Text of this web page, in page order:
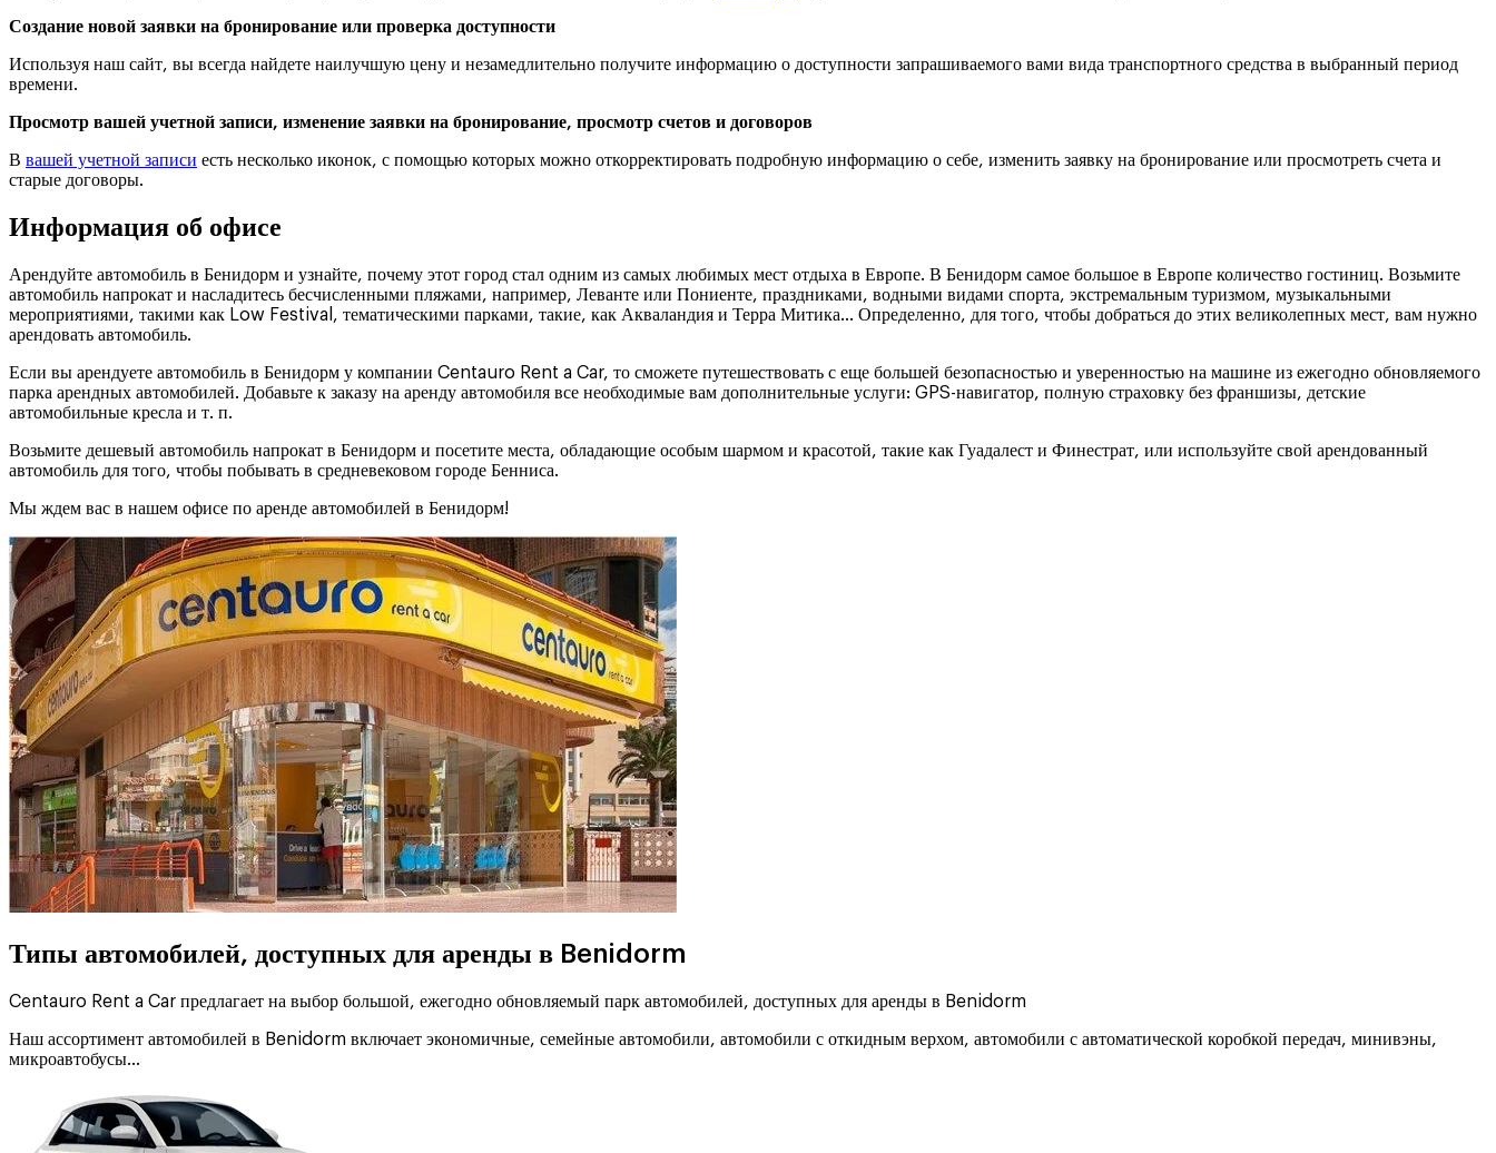
Создание новой заявки на бронирование или проверка доступности
Используя наш сайт, вы всегда найдете наилучшую цену и незамедлительно получите информацию о доступности запрашиваемого вами вида транспортного средства в выбранный период
времени.
Просмотр вашей учетной записи, изменение заявки на бронирование, просмотр счетов и договоров
В вашей учетной записи есть несколько иконок, с помощью которых можно откорректировать подробную информацию о себе, изменить заявку на бронирование или просмотреть счета и
старые договоры.
Информация об офисе
Арендуйте автомобиль в Бенидорм и узнайте, почему этот город стал одним из самых любимых мест отдыха в Европе. В Бенидорм самое большое в Европе количество гостиниц. Возьмите
автомобиль напрокат и насладитесь бесчисленными пляжами, например, Леванте или Пониенте, праздниками, водными видами спорта, экстремальным туризмом, музыкальными
мероприятиями, такими как Low Festival, тематическими парками, такие, как Акваландия и Терра Митика… Определенно, для того, чтобы добраться до этих великолепных мест, вам нужно
арендовать автомобиль.
Если вы арендуете автомобиль в Бенидорм у компании Centauro Rent a Car, то сможете путешествовать с еще большей безопасностью и уверенностью на машине из ежегодно обновляемого
парка арендных автомобилей. Добавьте к заказу на аренду автомобиля все необходимые вам дополнительные услуги: GPS-навигатор, полную страховку без франшизы, детские
автомобильные кресла и т. п.
Возьмите дешевый автомобиль напрокат в Бенидорм и посетите места, обладающие особым шармом и красотой, такие как Гуадалест и Финестрат, или используйте свой арендованный
автомобиль для того, чтобы побывать в средневековом городе Бенниса.
Мы ждем вас в нашем офисе по аренде автомобилей в Бенидорм!
Типы автомобилей, доступных для аренды в Benidorm
Centauro Rent a Car предлагает на выбор большой, ежегодно обновляемый парк автомобилей, доступных для аренды в Benidorm
Наш ассортимент автомобилей в Benidorm включает экономичные, семейные автомобили, автомобили с откидным верхом, автомобили с автоматической коробкой передач, минивэны,
микроавтобусы…